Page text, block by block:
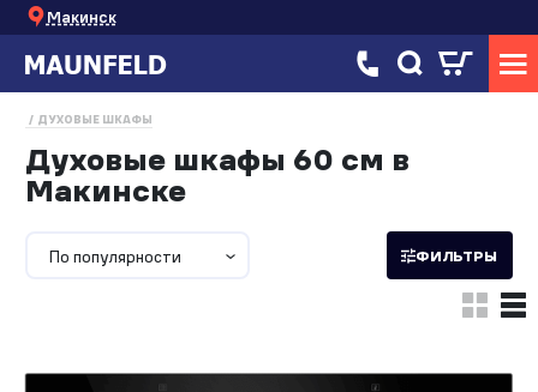
Макинск
ДУХОВЫЕ ШКАФЫ
Духовые шкафы 60 см в
Макинске
По популярности ФИЛЬТРЫ